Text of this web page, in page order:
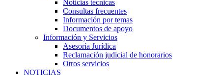
Noticias técnicas
Consultas frecuentes
Información por temas
Documentos de apoyo
Información y Servicios
Asesoría Jurídica
Reclamación judicial de honorarios
Otros servicios
NOTICIAS